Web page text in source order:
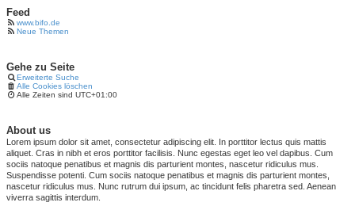
Feed
www.bifo.de
Neue Themen
Gehe zu Seite
Erweiterte Suche
Alle Cookies löschen
Alle Zeiten sind UTC+01:00
About us
Lorem ipsum dolor sit amet, consectetur adipiscing elit. In porttitor lectus quis mattis
aliquet. Cras in nibh et eros porttitor facilisis. Nunc egestas eget leo vel dapibus. Cum
sociis natoque penatibus et magnis dis parturient montes, nascetur ridiculus mus.
Suspendisse potenti. Cum sociis natoque penatibus et magnis dis parturient montes,
nascetur ridiculus mus. Nunc rutrum dui ipsum, ac tincidunt felis pharetra sed. Aenean
viverra sagittis interdum.